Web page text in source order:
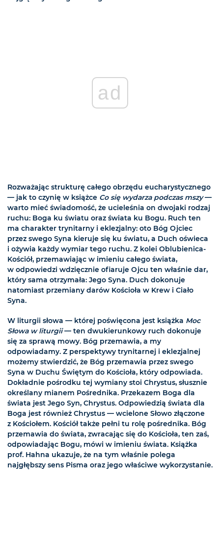
ad
Rozważając strukturę całego obrzędu eucharystycznego
— jak to czynię w książce Co się wydarza podczas mszy—
warto mieć świadomość, że ucieleśnia on dwojaki rodzaj
ruchu: Boga ku światu oraz świata ku Bogu. Ruch ten
ma charakter trynitarny i eklezjalny: oto Bóg Ojciec
przez swego Syna kieruje się ku światu, a Duch oświeca
i ożywia każdy wymiar tego ruchu. Z kolei Oblubienica-
Kościół, przemawiając w imieniu całego świata,
w odpowiedzi wdzięcznie ofiaruje Ojcu ten właśnie dar,
który sama otrzymała: Jego Syna. Duch dokonuje
natomiast przemiany darów Kościoła w Krew i Ciało
Syna.
W liturgii słowa — której poświęcona jest książka Moc
Słowa w liturgii— ten dwukierunkowy ruch dokonuje
się za sprawą mowy. Bóg przemawia, a my
odpowiadamy. Z perspektywy trynitarnej i eklezjalnej
możemy stwierdzić, że Bóg przemawia przez swego
Syna w Duchu Świętym do Kościoła, który odpowiada.
Dokładnie pośrodku tej wymiany stoi Chrystus, słusznie
określany mianem Pośrednika. Przekazem Boga dla
świata jest Jego Syn, Chrystus. Odpowiedzią świata dla
Boga jest również Chrystus — wcielone Słowo złączone
z Kościołem. Kościół także pełni tu rolę pośrednika. Bóg
przemawia do świata, zwracając się do Kościoła, ten zaś,
odpowiadając Bogu, mówi w imieniu świata. Książka
prof. Hahna ukazuje, że na tym właśnie polega
najgłębszy sens Pisma oraz jego właściwe wykorzystanie.